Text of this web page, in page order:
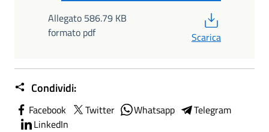
Allegato 586.79 KB
formato pdf
Scarica
Condividi:
Facebook Twitter Whatsapp
Telegram
LinkedIn